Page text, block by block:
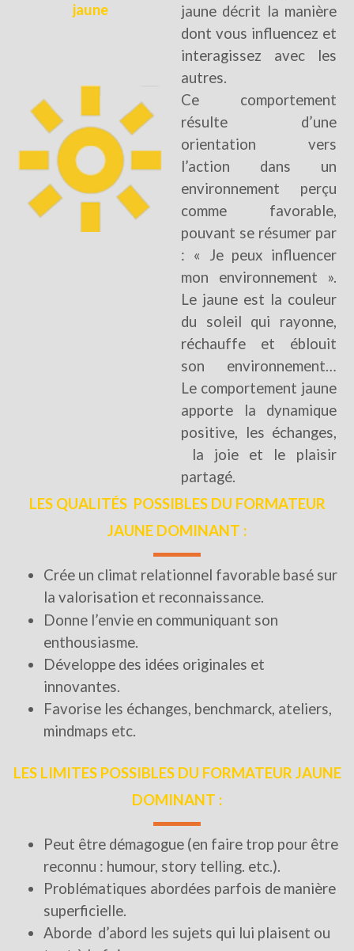
jaune
jaune décrit la manière
dont vous influencez et
interagissez avec les
autres.
Ce comportement
résulte d’une
orientation vers
l’action dans un
environnement perçu
comme favorable,
pouvant se résumer par
: « Je peux influencer
mon environnement ».
Le jaune est la couleur
du soleil qui rayonne,
réchauffe et éblouit
son environnement…
Le comportement jaune
apporte la dynamique
positive, les échanges,
la joie et le plaisir
partagé.
LES QUALITÉS POSSIBLES DU FORMATEUR
JAUNE DOMINANT :
Crée un climat relationnel favorable basé sur
la valorisation et reconnaissance.
Donne l’envie en communiquant son
enthousiasme.
Développe des idées originales et
innovantes.
Favorise les échanges, benchmarck, ateliers,
mindmaps etc.
LES LIMITES POSSIBLES DU FORMATEUR JAUNE
DOMINANT :
Peut être démagogue (en faire trop pour être
reconnu : humour, story telling. etc.).
Problématiques abordées parfois de manière
superficielle.
Aborde d’abord les sujets qui lui plaisent ou